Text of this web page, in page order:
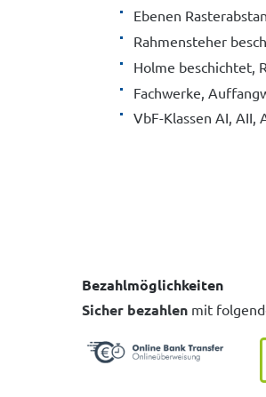
Ebenen
Rahmensteher
Holme beschichtet,
Fachwerke,
VbF-Klassen AI, AII,
Bezahlmöglichkeiten
Sicher bezahlen mit